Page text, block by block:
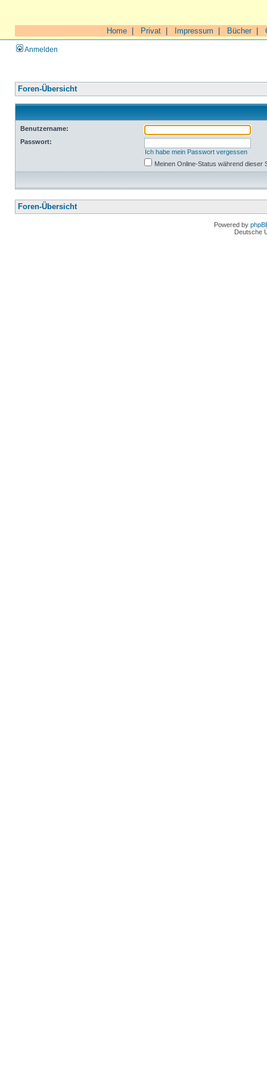
Home Privat Impressum Bücher|
Anmelden
Foren-Übersicht
Benutzername:
Passwort:
Ich habe mein Passwort vergessen
Meinen Online-Status während dieser
Foren-Übersicht
Powered by
Deutsche